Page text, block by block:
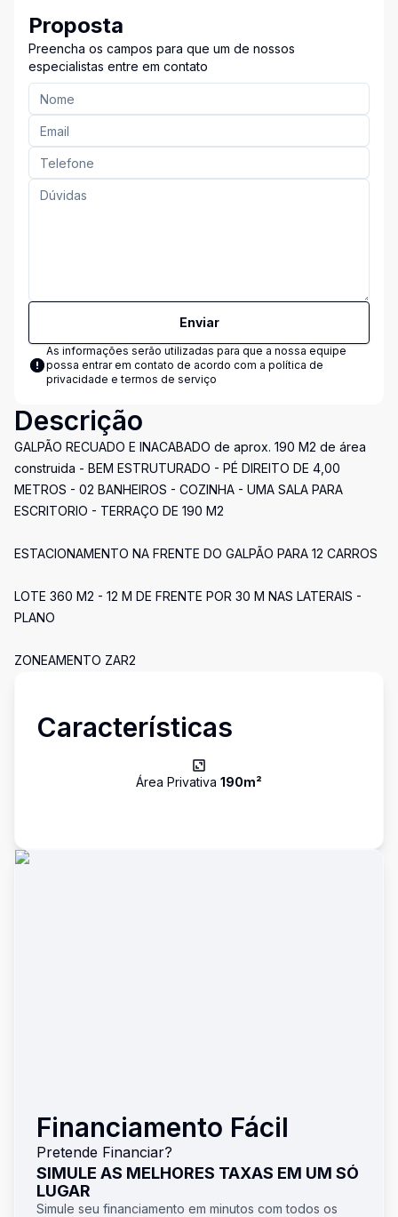
Proposta
Preencha os campos para que um de nossos
especialistas entre em contato
Enviar
As informações serão utilizadas para que a nossa equipe
possa entrar em contato de acordo com a política de
privacidade e termos de serviço
Descrição
GALPÃO RECUADO E INACABADO de aprox. 190 M2 de área
construida - BEM ESTRUTURADO - PÉ DIREITO DE 4,00
METROS - 02 BANHEIROS - COZINHA - UMA SALA PARA
ESCRITORIO - TERRAÇO DE 190 M2
ESTACIONAMENTO NA FRENTE DO GALPÃO PARA 12 CARROS
LOTE 360 M2 - 12 M DE FRENTE POR 30 M NAS LATERAIS -
PLANO
ZONEAMENTO ZAR2
Características
Área Privativa 190m²
Financiamento Fácil
Pretende Financiar?
SIMULE AS MELHORES TAXAS EM UM SÓ
LUGAR
Simule seu financiamento em minutos com todos os